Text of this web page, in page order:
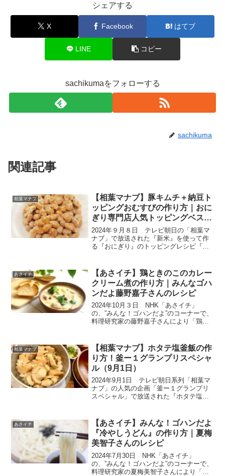
シェアする
X Facebook はてブ
LINE コピー
sachikumaをフォローする
sachikuma
関連記事
相葉マナブ
【相葉マナブ】豚キムチ＋納豆ト
ッピングおむすびの作り方｜おに
ぎり専門店人気トッピングベスト
５
2024年９月８日 テレビ朝日の「相葉マ
ナブ」で放送された『新米』を使って作
る『おにぎり』のトッピングレシピ『豚
おにぎりを握りたい！」は、千葉県柏市
の『新米』です。千葉...
あさイチ
【あさイチ】鶏ときのこのカレー
クリーム煮の作り方｜みんなゴハ
ンだよ藤野嘉子さんのレシピ
2024年10月３日 NHK「あさイチ」
の、”みんな！ゴハンだよ”のコーナーで、
料理研究家の藤野嘉子さんにより「鶏と
のスパイスがきいた、あたたまる一品で
す。少し秋めいて...
相葉マナブ
【相葉マナブ】ホタテ塩釜飯の作
り方！釜ー１グランプリスペシャ
ル（9月1日）
2024年9月1日 テレビ朝日系列「相葉マ
ナブ」の人気の企画「釜ー１グランプリ
スペシャル」で放送された『ホタテ塩釜
っぷりの「ステーキガーリックライス釜
飯」！この釜飯に挑...
あさイチ
【あさイチ】みんな！ゴハンだよ
『冷やしうどん』の作り方｜夏梅
美智子さんのレシピ
2024年7月30日 NHK「あさイチ」
の、”みんな！ゴハンだよ”のコーナーで、
料理研究家の夏梅美智子さんにより「冷